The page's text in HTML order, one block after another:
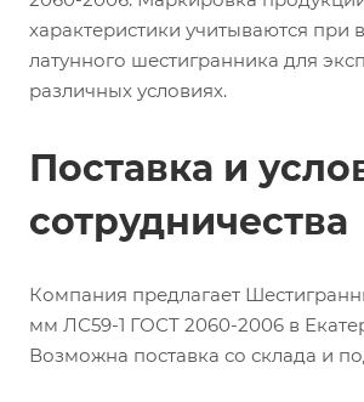
характеристики учитываются при
латунного шестигранника для
различных условиях.
Поставка и
сотрудничества
Компания предлагает
мм ЛС59-1 ГОСТ 2060-2006 в
Возможна поставка со склада и